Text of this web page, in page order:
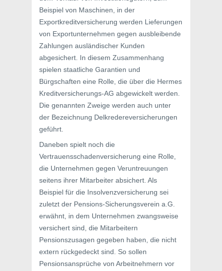
Beispiel von Maschinen, in der
Exportkreditversicherung werden Lieferungen
von Exportunternehmen gegen ausbleibende
Zahlungen ausländischer Kunden
abgesichert. In diesem Zusammenhang
spielen staatliche Garantien und
Bürgschaften eine Rolle, die über die Hermes
Kreditversicherungs-AG abgewickelt werden.
Die genannten Zweige werden auch unter
der Bezeichnung Delkredereversicherungen
geführt.
Daneben spielt noch die
Vertrauensschadenversicherung eine Rolle,
die Unternehmen gegen Veruntreuungen
seitens ihrer Mitarbeiter absichert. Als
Beispiel für die Insolvenzversicherung sei
zuletzt der Pensions-Sicherungsverein a.G.
erwähnt, in dem Unternehmen zwangsweise
versichert sind, die Mitarbeitern
Pensionszusagen gegeben haben, die nicht
extern rückgedeckt sind. So sollen
Pensionsansprüche von Arbeitnehmern vor